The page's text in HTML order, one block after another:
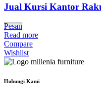
Jual Kursi Kantor
Pesan
Read more
Compare
Wishlist
Hubungi Kami